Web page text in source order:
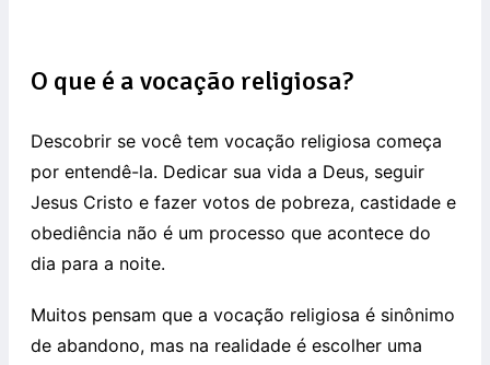
O que é a vocação religiosa?
Descobrir se você tem vocação religiosa começa
por entendê-la. Dedicar sua vida a Deus, seguir
Jesus Cristo e fazer votos de pobreza, castidade e
obediência não é um processo que acontece do
dia para a noite.
Muitos pensam que a vocação religiosa é sinônimo
de abandono, mas na realidade é escolher uma